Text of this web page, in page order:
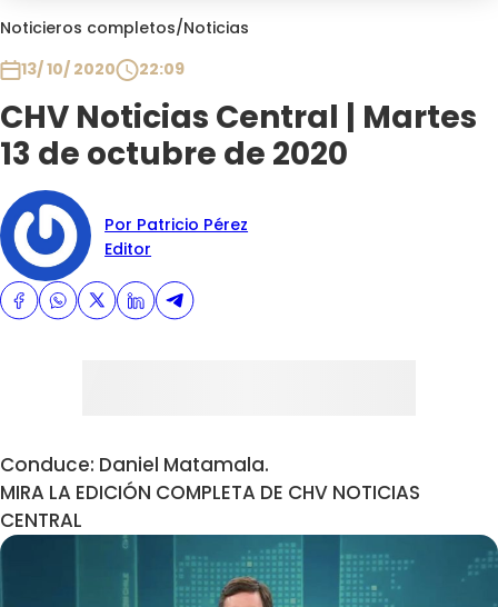
Noticieros completos/Noticias
13/ 10/ 2020
22:09
CHV Noticias Central | Martes
13 de octubre de 2020
Por Patricio Pérez
Editor
Conduce: Daniel Matamala.
MIRA LA EDICIÓN COMPLETA DE CHV NOTICIAS
CENTRAL
Club De La Comedia
Plan Perfecto
El Tiempo
Sabingo